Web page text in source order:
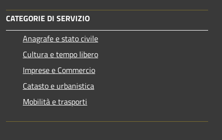
CATEGORIE DI SERVIZIO
Anagrafe e stato civile
Cultura e tempo libero
Imprese e Commercio
Catasto e urbanistica
Mobilità e trasporti